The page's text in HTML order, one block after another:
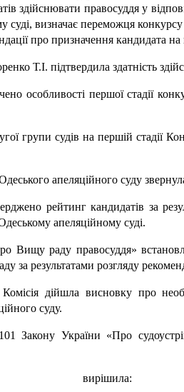
здійснювати правосуддя у
суді, визначає переможця
про призначення кандидата на
Т.І. підтвердила здатність
особливості першої стадії
групи судів на першій стадії
апеляційного суду
рейтинг кандидатів за
апеляційному суді.
Вищу раду правосуддя»
результатами розгляду
дійшла висновку про
суду.
Закону України «Про
вирішила: